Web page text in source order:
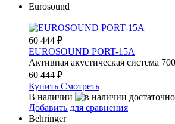
Eurosound
60 444 ₽
EUROSOUND PORT-15A
Активная акустическая система
60 444 ₽
Купить Смотреть
В наличии
Добавить для сравнения
Behringer